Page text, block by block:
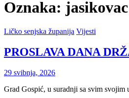
Oznaka: jasikovac
Ličko senjska županija Vijesti
PROSLAVA DANA
29 svibnja, 2026
Grad Gospić, u suradnji sa svim